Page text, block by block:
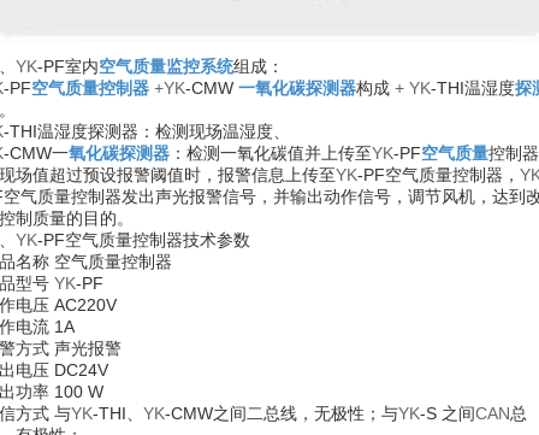
YK-PF室内空气质量监控系统组成：
-PF空气质量控制器 +YK-CMW 一氧化碳探测器构成 + YK-THI温湿度探
。
-THI温湿度探测器：检测现场温湿度、
-CMW一氧化碳探测器 ：检测一氧化碳值并上传至YK-PF空气质量控制
场值超过预设报警阈值时，报警信息上传至YK-PF空气质量控制器，
空气质量控制器发出声光报警信号，并输出动作信号，调节风机，达到
制质量的目的。
YK-PF空气质量控制器技术参数
名称 空气质量控制器
型号 YK-PF
电压 AC220V
电流 1A
方式 声光报警
电压 DC24V
功率 100 W
方式 与YK-THI、 YK-CMW之间二总线，无极性；与YK-S 之间CAN总